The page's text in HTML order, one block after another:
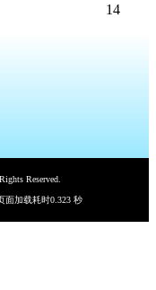
14
Reserved.
面加载耗时0.323 秒